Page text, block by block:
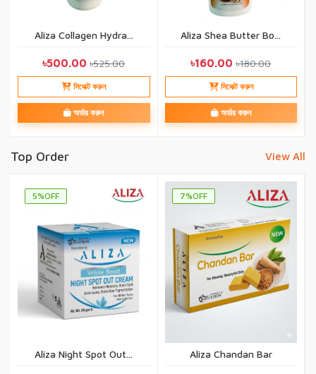
Aliza Collagen Hydra...
৳500.00 ৳525.00
সিলেক্ট করুন
অর্ডার করুন
Aliza Shea Butter Bo...
৳160.00 ৳180.00
সিলেক্ট করুন
অর্ডার করুন
Top Order View All
5%OFF
Aliza Night Spot Out...
7%OFF
Aliza Chandan Bar